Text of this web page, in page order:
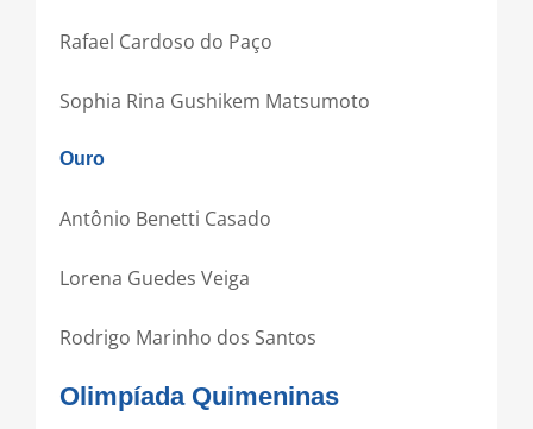
Rafael Cardoso do Paço
Sophia Rina Gushikem Matsumoto
Ouro
Antônio Benetti Casado
Lorena Guedes Veiga
Rodrigo Marinho dos Santos
Olimpíada Quimeninas